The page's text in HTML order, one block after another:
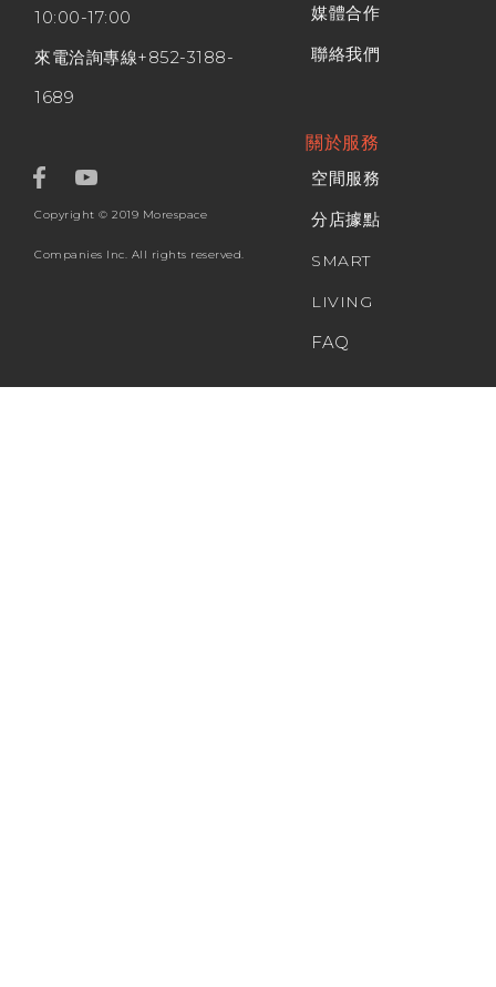
10:00-17:00
來電洽詢專線+852-3188-
1689
Copyright © 2019 Morespace
Companies Inc. All rights reserved.
媒體合作
聯絡我們
關於服務
空間服務
分店據點
SMART
LIVING
FAQ